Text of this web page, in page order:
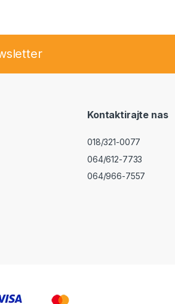
Kontaktirajte nas
018/321-0077
064/612-7733
064/966-7557